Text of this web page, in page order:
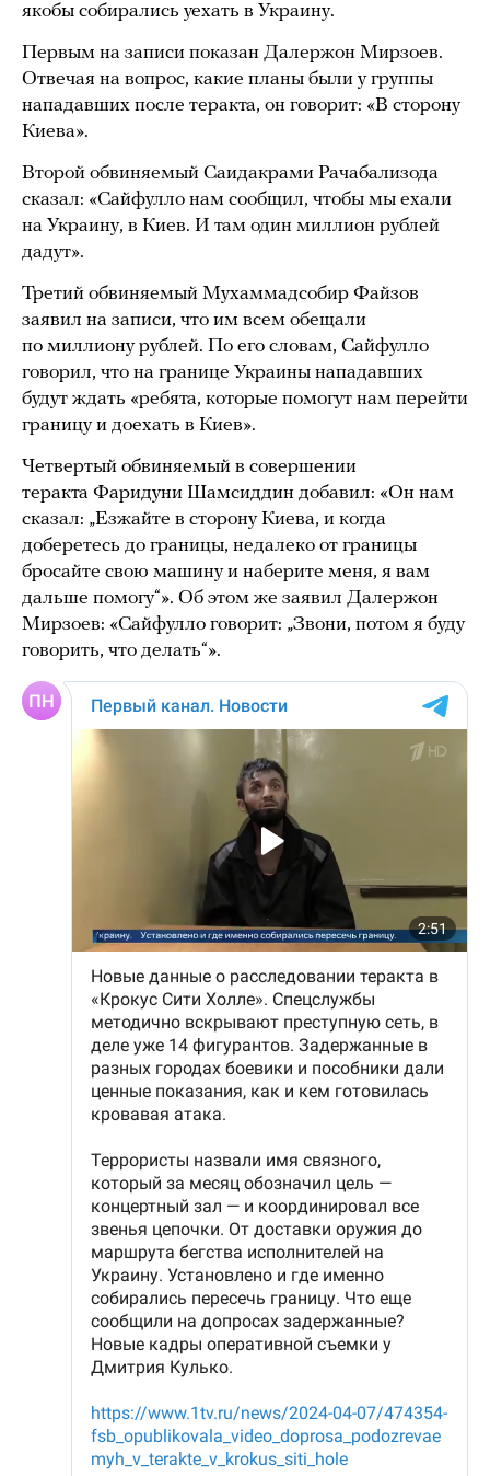
якобы собирались уехать в Украину.
Первым на записи показан Далержон Мирзоев.
Отвечая на вопрос, какие планы были у группы
нападавших после теракта, он говорит: «В сторону
Киева».
Второй обвиняемый Саидакрами Рачабализода
сказал: «Сайфулло нам сообщил, чтобы мы ехали
на Украину, в Киев. И там один миллион рублей
дадут».
Третий обвиняемый Мухаммадсобир Файзов
заявил на записи, что им всем обещали
по миллиону рублей. По его словам, Сайфулло
говорил, что на границе Украины нападавших
будут ждать «ребята, которые помогут нам перейти
границу и доехать в Киев».
Четвертый обвиняемый в совершении
теракта Фаридуни Шамсиддин добавил: «Он нам
сказал: „Езжайте в сторону Киева, и когда
доберетесь до границы, недалеко от границы
бросайте свою машину и наберите меня, я вам
дальше помогу“». Об этом же заявил Далержон
Мирзоев: «Сайфулло говорит: „Звони, потом я буду
говорить, что делать“».